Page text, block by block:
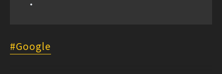
Google